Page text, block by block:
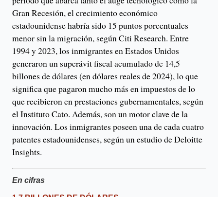
Gran Recesión, el crecimiento económico
estadounidense habría sido 15 puntos porcentuales
menor sin la migración, según Citi Research. Entre
1994 y 2023, los inmigrantes en Estados Unidos
generaron un superávit fiscal acumulado de 14,5
billones de dólares (en dólares reales de 2024), lo que
significa que pagaron mucho más en impuestos de lo
que recibieron en prestaciones gubernamentales, según
el Instituto Cato. Además, son un motor clave de la
innovación. Los inmigrantes poseen una de cada cuatro
patentes estadounidenses, según un estudio de Deloitte
Insights.
En cifras